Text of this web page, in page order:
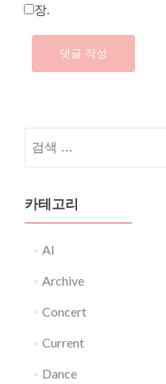
장.
카테고리
AI
Archive
Concert
Current
Dance